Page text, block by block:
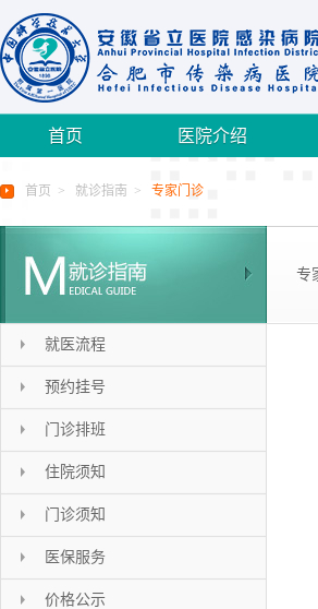
首页 医院介绍
首页 > 就诊指南 > 专家门诊
就医流程
预约挂号
门诊排班
住院须知
门诊须知
医保服务
价格公示
专